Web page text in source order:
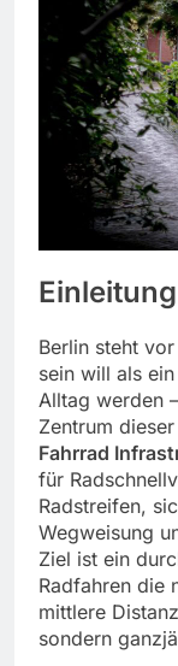
Einleitung
Berlin steht
sein will als
Alltag werden
Zentrum
Fahrrad
für
Radstreifen,
Wegweisung
Ziel ist ein
Radfahren die
mittlere
sondern